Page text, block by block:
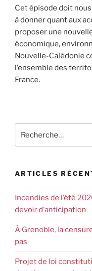
Cet épisode doit
à donner quant aux
proposer une
économique,
Nouvelle-Calédonie
l’ensemble des
France.
ARTICLES
Incendies de l’été
devoir d’anticipation
À Grenoble, la
pas
Projet de loi